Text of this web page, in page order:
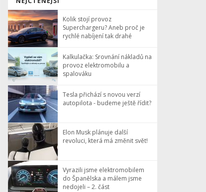
Kolik stojí provoz
Superchargeru? Aneb proč je
rychlé nabíjení tak drahé
Kalkulačka: Srovnání nákladů na
provoz elektromobilu a
spalováku
Tesla přichází s novou verzí
autopilota - budeme ještě řídit?
Elon Musk plánuje další
revoluci, která má změnit svět!
Vyrazili jsme elektromobilem
do Španělska a málem jsme
nedojeli – 2. část